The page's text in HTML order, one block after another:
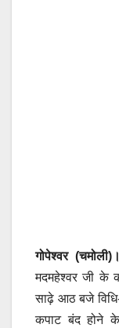
गोपेश्वर (चमोली)।
मदमहेश्वर जी के
साढ़े आठ बजे
कपाट बंद होने